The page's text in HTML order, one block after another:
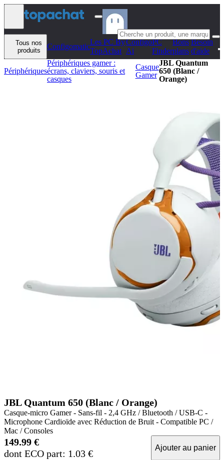
Aller au contenu
Tous nos
produits
Configomatic
Les PC By
TopAchat
Configo
Ai
PC
Finder
Bons
plans
Besoin
d'aide
Périphériques
Périphériques gamer :
écrans, claviers, souris et
casques
Casque
Gamer
JBL Quantum
650 (Blanc /
Orange)
JBL Quantum 650 (Blanc / Orange)
Casque-micro Gamer - Sans-fil - 2,4 GHz / Bluetooth / USB-C -
Microphone Cardioïde avec Réduction de Bruit - Compatible PC /
Mac / Consoles
149.99 €
dont ECO part: 1.03 €
Ajouter au panier